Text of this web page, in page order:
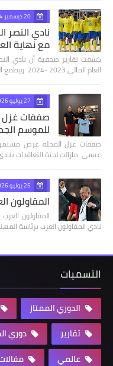
20 ديسمبر 2024
نادي النصر
مع نهاية
كشفت تقارير صحفية أن نادي
العام المالي 2023 -2024. ويطمع النصر في استعاد…
27 يوليو 2026
صفقات غزل
للموسم
صفقات غزل المحلة عرض
عيسى مازالت لجنة التعاقدات
25 يوليو 2026
المقاولون
المقاولون
نادي المقاولون العرب برئاسة
التسميات
الدوري الممتاز
تقارير
دوري
عالمي